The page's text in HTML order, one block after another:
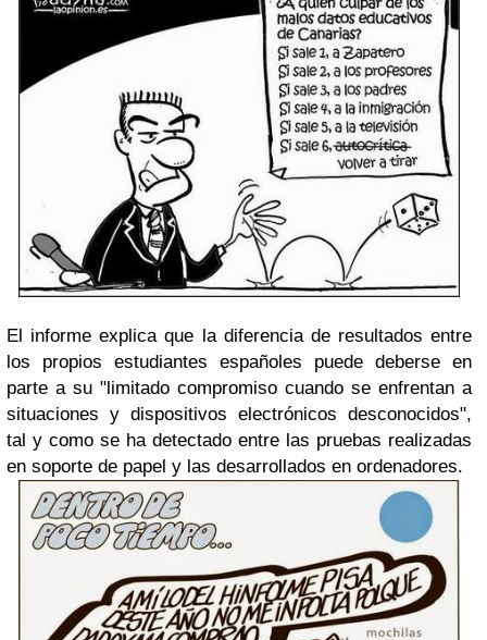
El informe explica que la diferencia de resultados entre
los propios estudiantes españoles puede deberse en
parte a su "limitado compromiso cuando se enfrentan a
situaciones y dispositivos electrónicos desconocidos",
tal y como se ha detectado entre las pruebas realizadas
en soporte de papel y las desarrollados en ordenadores.